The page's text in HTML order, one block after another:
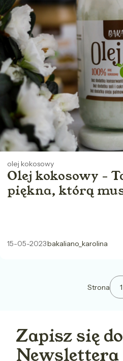
olej kokosowy
Olej kokosowy -
piękna, którą
15-05-2023bakaliano_karolina
Strona
Zapisz się do
Newslettera